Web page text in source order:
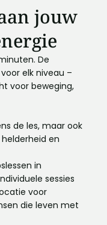
jouw
De
elk niveau –
voor beweging,
de les, maar ook
en
in
sessies
voor
die leven met